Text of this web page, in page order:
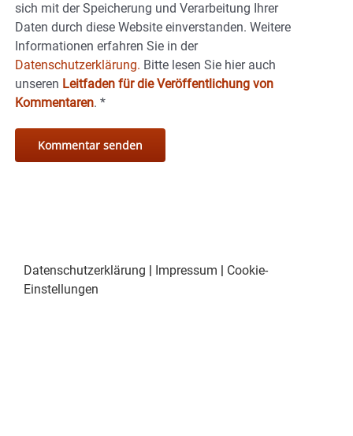
sich mit der Speicherung und Verarbeitung Ihrer
Daten durch diese Website einverstanden. Weitere
Informationen erfahren Sie in der
Datenschutzerklärung. Bitte lesen Sie hier auch
unseren Leitfaden für die Veröffentlichung von
Kommentaren. *
Datenschutzerklärung | Impressum | Cookie-
Einstellungen